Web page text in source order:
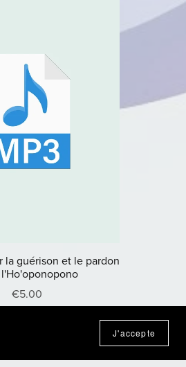
la guérison et le pardon
€5.00
J'accepte